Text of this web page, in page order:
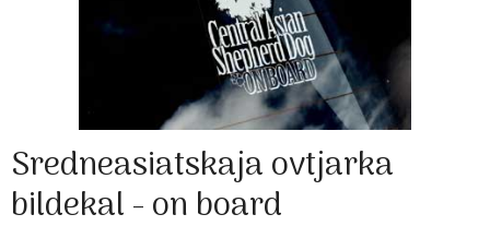
Sredneasiatskaja ovtjarka
bildekal - on board